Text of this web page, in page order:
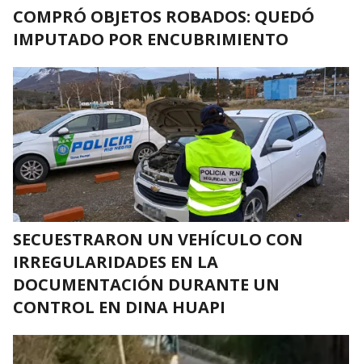
COMPRÓ OBJETOS ROBADOS: QUEDÓ
IMPUTADO POR ENCUBRIMIENTO
SECUESTRARON UN VEHÍCULO CON
IRREGULARIDADES EN LA
DOCUMENTACIÓN DURANTE UN
CONTROL EN DINA HUAPI